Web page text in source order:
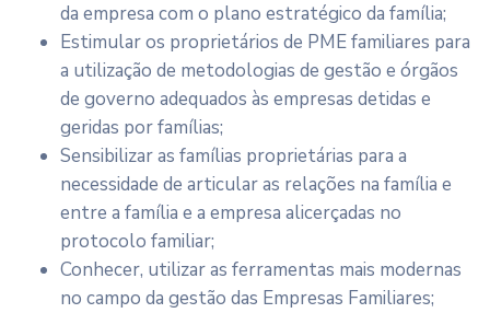
da empresa com o plano estratégico da família;
Estimular os proprietários de PME familiares para
a utilização de metodologias de gestão e órgãos
de governo adequados às empresas detidas e
geridas por famílias;
Sensibilizar as famílias proprietárias para a
necessidade de articular as relações na família e
entre a família e a empresa alicerçadas no
protocolo familiar;
Conhecer, utilizar as ferramentas mais modernas
no campo da gestão das Empresas Familiares;